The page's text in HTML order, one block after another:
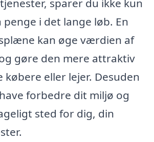
sparer du ikke kun
i det lange løb. En
kan øge værdien af
gøre den mere attraktiv
eller lejer. Desuden
forbedre dit miljø og
sted for dig, din